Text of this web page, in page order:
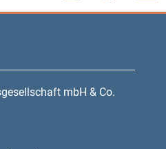
mbH & Co.